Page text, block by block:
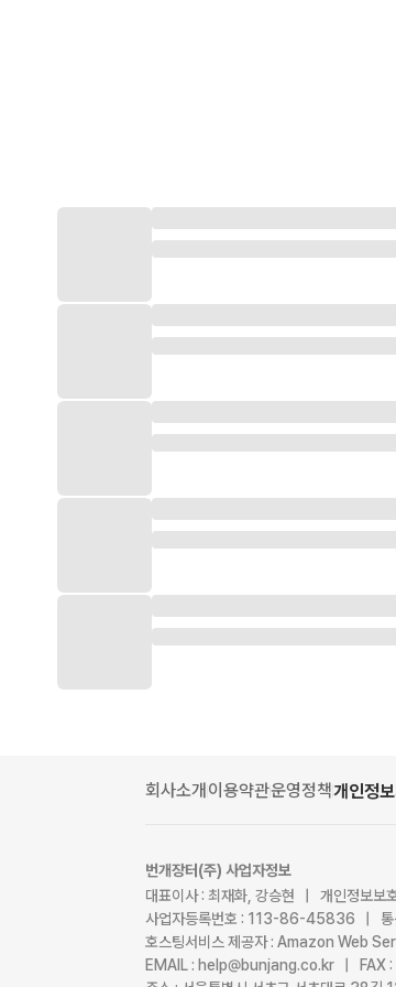
회사소개이용약관운영정책개인정
번개장터(주) 사업자정보
대표이사 : 최재화, 강승현 | 개인정보보
사업자등록번호 : 113-86-45836 | 통
호스팅서비스 제공자 : Amazon Web
EMAIL : help@bunjang.co.kr |